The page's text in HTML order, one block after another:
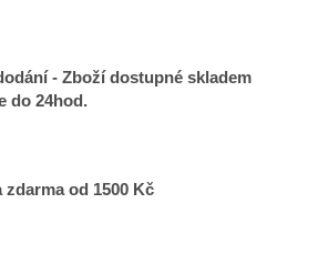
- Zboží dostupné skladem
do 24hod.
zdarma od 1500 Kč